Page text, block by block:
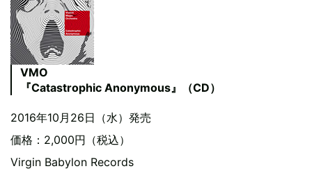
VMO
『Catastrophic Anonymous』（CD）
2016年10月26日（水）発売
価格：2,000円（税込）
Virgin Babylon Records